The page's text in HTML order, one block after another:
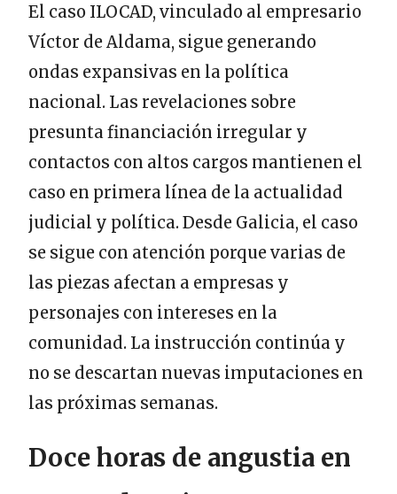
El caso ILOCAD, vinculado al empresario
Víctor de Aldama, sigue generando
ondas expansivas en la política
nacional. Las revelaciones sobre
presunta financiación irregular y
contactos con altos cargos mantienen el
caso en primera línea de la actualidad
judicial y política. Desde Galicia, el caso
se sigue con atención porque varias de
las piezas afectan a empresas y
personajes con intereses en la
comunidad. La instrucción continúa y
no se descartan nuevas imputaciones en
las próximas semanas.
Doce horas de angustia en